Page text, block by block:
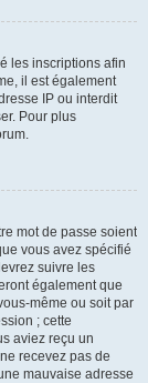
les inscriptions afin
il est également
IP ou interdit
Pour plus
mot de passe soient
vous avez spécifié
suivre les
également que
même ou soit par
; cette
aviez reçu un
recevez pas de
mauvaise adresse